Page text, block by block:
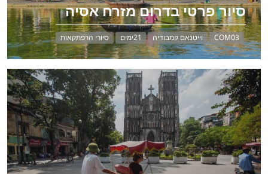
סיור פרטי בדרום מזרח אסיה
COM03 וייטנאם קמבודיה 21ימים סיורי הרפתקאות